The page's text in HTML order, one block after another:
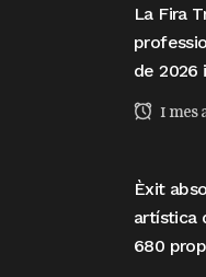
La Fira
de 2026
1 mes
Èxit
artística
680